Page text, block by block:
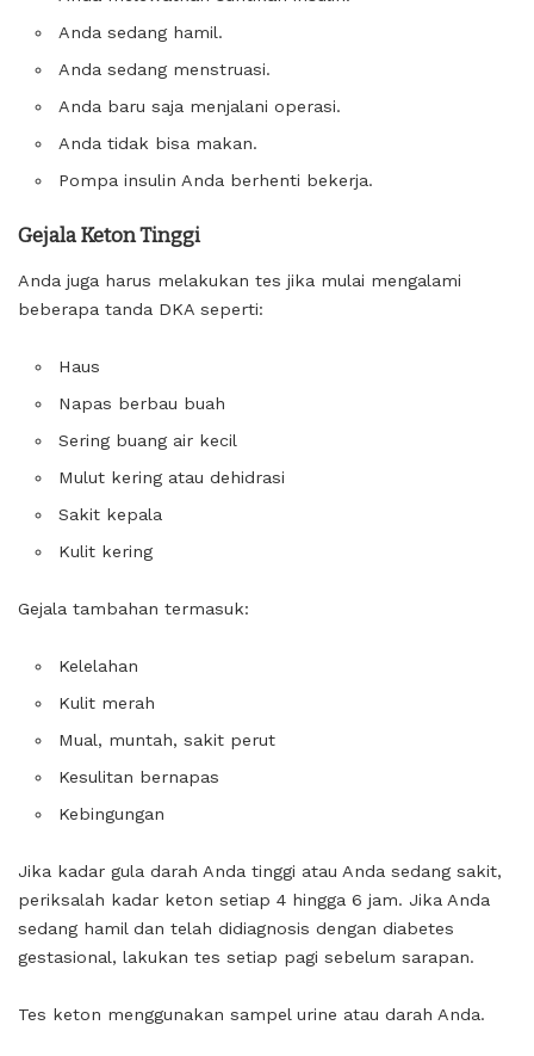
Anda sedang hamil.
Anda sedang menstruasi.
Anda baru saja menjalani operasi.
Anda tidak bisa makan.
Pompa insulin Anda berhenti bekerja.
Gejala Keton Tinggi
Anda juga harus melakukan tes jika mulai mengalami
beberapa tanda DKA seperti:
Haus
Napas berbau buah
Sering buang air kecil
Mulut kering atau dehidrasi
Sakit kepala
Kulit kering
Gejala tambahan termasuk:
Kelelahan
Kulit merah
Mual, muntah, sakit perut
Kesulitan bernapas
Kebingungan
Jika kadar gula darah Anda tinggi atau Anda sedang sakit,
periksalah kadar keton setiap 4 hingga 6 jam. Jika Anda
sedang hamil dan telah didiagnosis dengan diabetes
gestasional, lakukan tes setiap pagi sebelum sarapan.
Tes keton menggunakan sampel urine atau darah Anda.